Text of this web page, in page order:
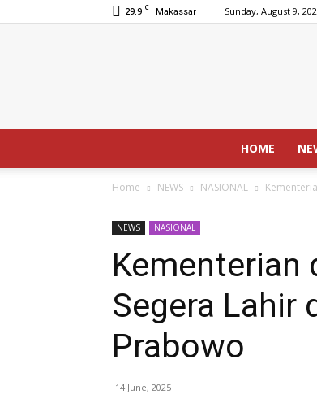
29.9 C Makassar Sunday, August 9,
HOME
Home NEWS NASIONAL
NEWS NASIONAL
Kementerian
Segera Lahir
Prabowo
14 June, 2025